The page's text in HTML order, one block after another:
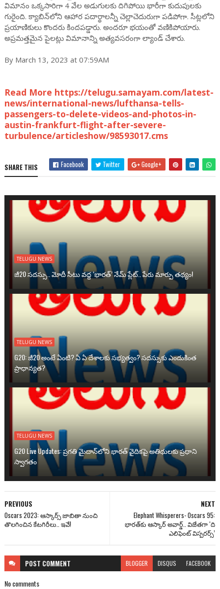
విమానం ఒక్కసారిగా 4 వేల అడుగులకు దిగిపోయి భారీగా కుదుపులకు
గురైంది. క్యాబిన్‌లోని ఆహార పదార్థాలన్నీ చెల్లాచెదురుగా పడిపోగా. సీట్లలోని
ప్రయాణికులు కొందరు కిందపడ్డారు. అందరూ భయంతో వణికిపోయారు.
అప్రమత్తమైన పైలట్లు విమానాన్ని అత్యవసరంగా ల్యాండ్ చేశారు.
By March 13, 2023 at 07:59AM
Read More https://telugu.samayam.com/latest-
news/international-news/lufthansa-tells-
passengers-to-delete-videos-and-photos-in-
austin-frankfurt-flight-after-severe-
turbulence/articleshow/98593017.cms
SHARE THIS Facebook Twitter Google+
TELUGU NEWS
జీ20 సదస్సు.. మోదీ సీటు వద్ద ‘భారత్’ నేమ్ ప్లేట్‌.. పేరు మార్పు తథ్యం!
TELUGU NEWS
G20: జీ20 అంటే ఏంటి? ఏ ఏ దేశాలకు సభ్యత్వం? సదస్సుకు ఎందుకింత
ప్రాధాన్యత?
TELUGU NEWS
G20 Live Updates: ప్రగతి మైదాన్‌లోని భారత్ వైదికపై అతిథులకు ప్రధాని
స్వాగతం
NEXT
Elephant Whisperers- Oscars 95:
భారత్‌కు ఆస్కార్ అవార్డ్‌.. విజేతగా ‘ది
ఎలిఫెంట్ విస్పరర్స్’
PREVIOUS
Oscars 2023: ఆస్కార్స్ జాబితా నుంచి
తొలగించిన కేటగిరీలు.. ఇవే!
POST COMMENT BLOGGER DISQUS FACEBOOK
No comments